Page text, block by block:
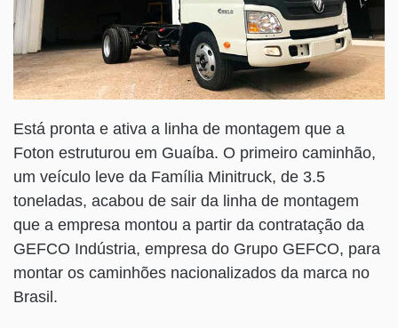
Está pronta e ativa a linha de montagem que a
Foton estruturou em Guaíba. O primeiro caminhão,
um veículo leve da Família Minitruck, de 3.5
toneladas, acabou de sair da linha de montagem
que a empresa montou a partir da contratação da
GEFCO Indústria, empresa do Grupo GEFCO, para
montar os caminhões nacionalizados da marca no
Brasil.